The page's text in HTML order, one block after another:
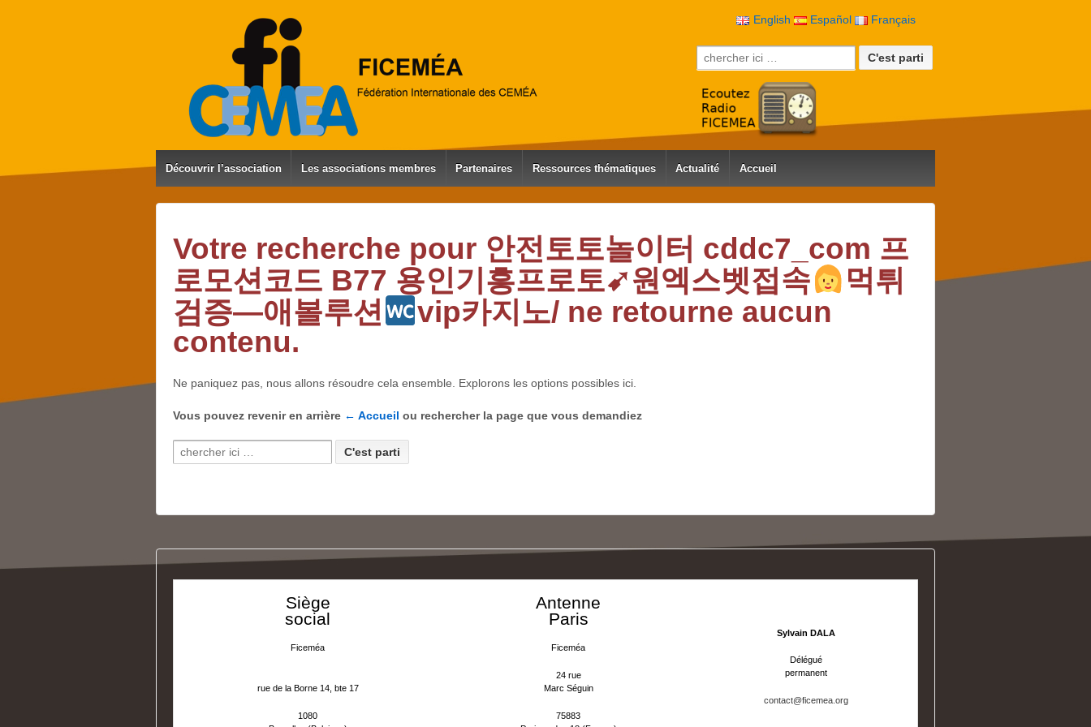
English Español Français
Recherche pour:
Découvrir l’association Les associations membres Partenaires Ressources thématiques Actualité Accueil
Votre recherche pour 안전토토놀이터 cddc7_com 프
로모션코드 B77 용인기흥프로토➹원엑스벳접속
먹튀
검증—애볼루션
vip카지노/ ne retourne aucun
contenu.
Ne paniquez pas, nous allons résoudre cela ensemble. Explorons les options possibles ici.
Vous pouvez revenir en arrière ← Accueil ou rechercher la page que vous demandiez
Recherche pour:
Siège
social
Ficeméa
rue de la Borne 14, bte 17
1080
Antenne
Paris
Ficeméa
24 rue
Marc Séguin
75883
Sylvain DALA
Délégué
permanent
contact@ficemea.org